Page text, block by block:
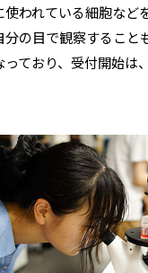
使われている細胞など
の目で観察すること
ており、受付開始は